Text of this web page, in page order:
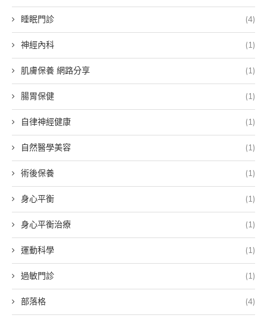
睡眠門診 (4)
神經內科 (1)
肌膚保養 網路分享 (1)
腸胃保健 (1)
自律神經健康 (1)
自然醫學美容 (1)
術後保養 (1)
身心平衡 (1)
身心平衡治療 (1)
運動科學 (1)
過敏門診 (1)
部落格 (4)